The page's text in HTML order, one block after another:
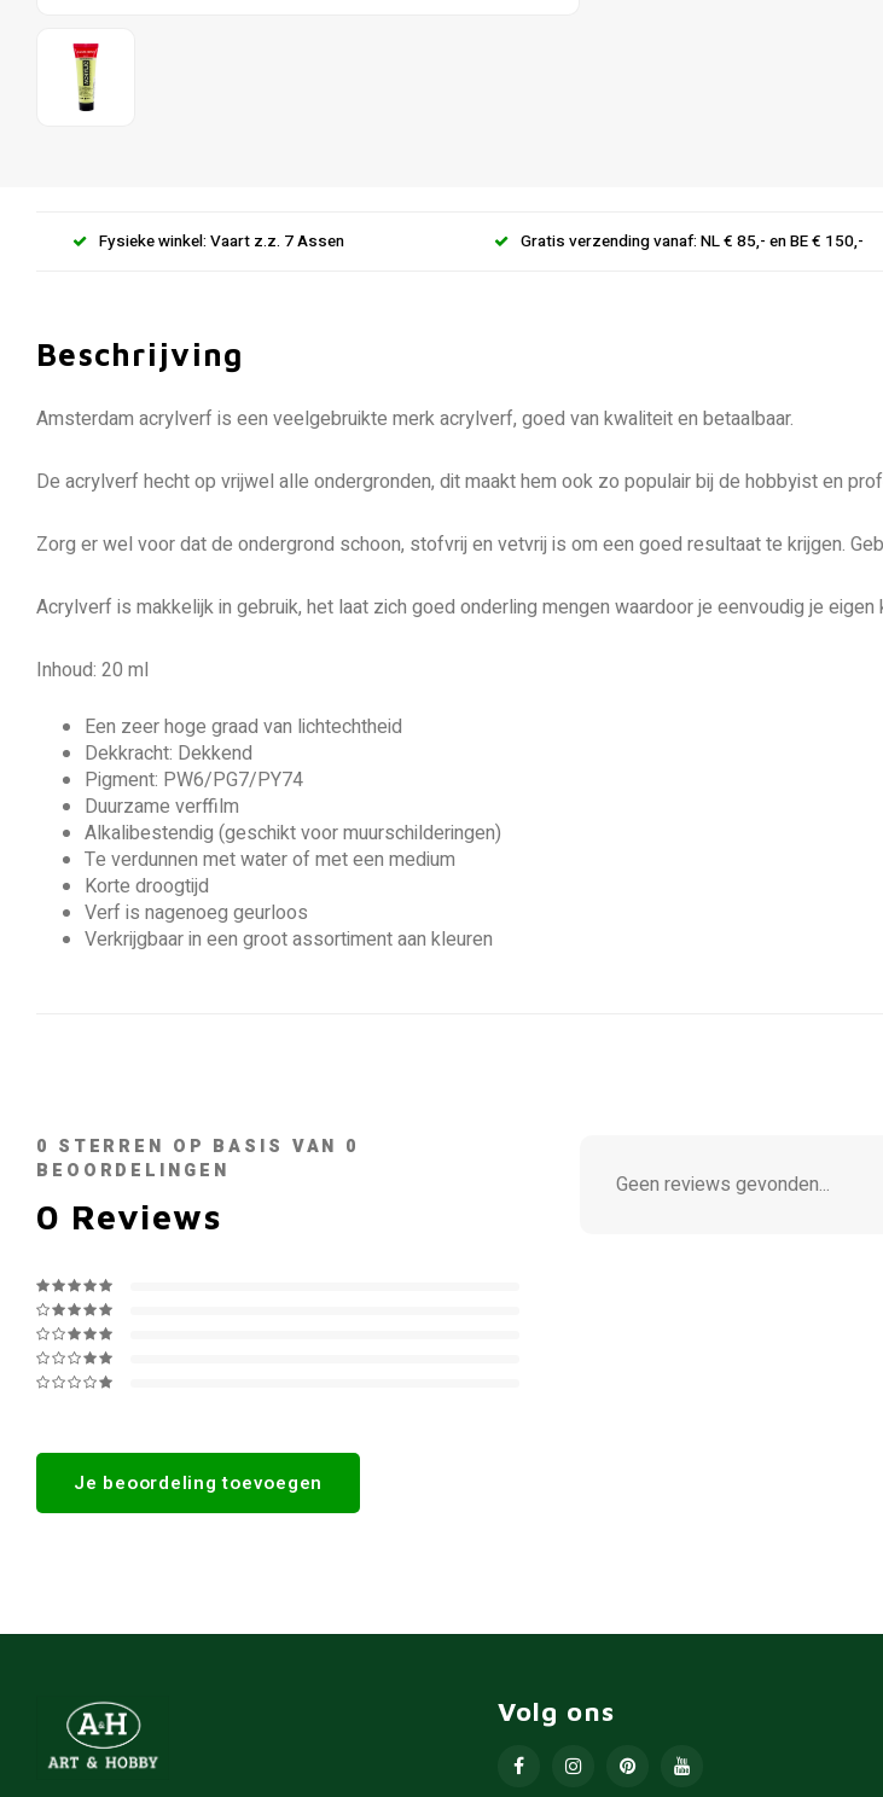
Fysieke winkel: Vaart z.z. 7 Assen Gratis verzending vanaf: NL € 85,- en BE € 150,-
Beschrijving
Amsterdam acrylverf is een veelgebruikte merk acrylverf, goed van kwaliteit en betaalbaar.
De acrylverf hecht op vrijwel alle ondergronden, dit maakt hem ook zo populair bij de hobbyist en
Zorg er wel voor dat de ondergrond schoon, stofvrij en vetvrij is om een goed resultaat te krijgen.
Acrylverf is makkelijk in gebruik, het laat zich goed onderling mengen waardoor je eenvoudig je
Inhoud: 20 ml
Een zeer hoge graad van lichtechtheid
Dekkracht: Dekkend
Pigment: PW6/PG7/PY74
Duurzame verffilm
Alkalibestendig (geschikt voor muurschilderingen)
Te verdunnen met water of met een medium
Korte droogtijd
Verf is nagenoeg geurloos
Verkrijgbaar in een groot assortiment aan kleuren
0 STERREN OP BASIS VAN 0
BEOORDELINGEN
0 Reviews
Je beoordeling toevoegen
Geen reviews gevonden...
Volg ons